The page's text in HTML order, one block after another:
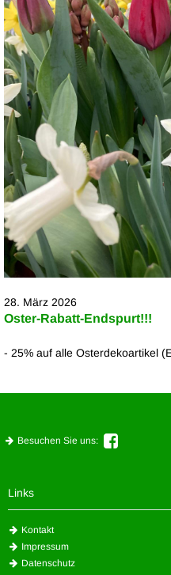
28. März 2026
Oster-Rabatt-Endspurt!!!
- 25% auf alle Osterdekoartikel
Besuchen Sie uns:
Links
Kontakt
Impressum
Datenschutz